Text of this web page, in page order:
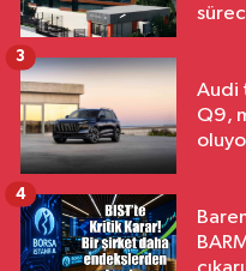
Audi
Q9,
3
4